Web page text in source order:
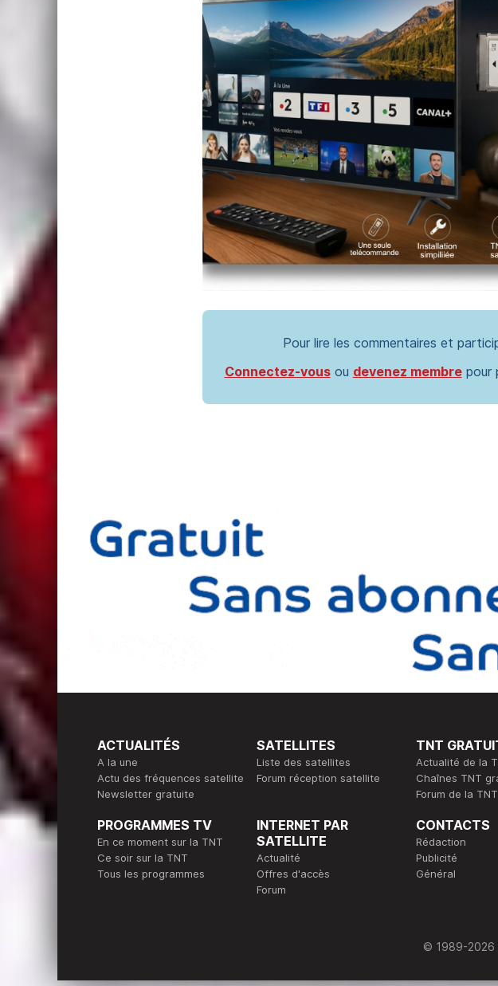
Pour lire les commentaires et
Connectez-vousou devenez membrepour
ACTUALITÉS
A la une
Actu des fréquences satellite
Newsletter gratuite
SATELLITES
Liste des satellites
Forum réception satellite
TNT
Actualité de la
Chaînes TNT
Forum de la TNT
PROGRAMMES TV
En ce moment sur la TNT
Ce soir sur la TNT
Tous les programmes
INTERNET PAR
SATELLITE
Actualité
Offres d'accès
Forum
CONTACTS
Rédaction
Publicité
Général
© 1989-2026